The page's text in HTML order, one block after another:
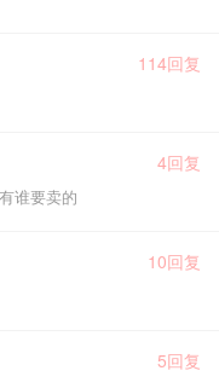
114回复
4回复
谁要卖的
10回复
5回复